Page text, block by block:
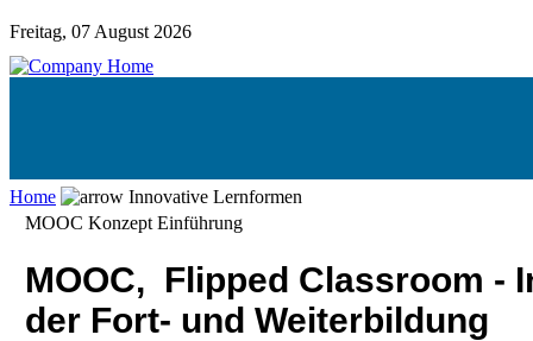
Freitag, 07 August 2026
Home
Innovative Lernformen
MOOC Konzept Einführung
MOOC, Flipped Classroom -
der Fort- und Weiterbildung